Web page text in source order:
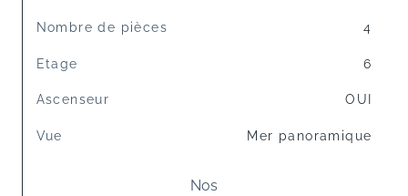
Nombre de pièces 4
Etage 6
Ascenseur OUI
Vue Mer panoramique
Nos